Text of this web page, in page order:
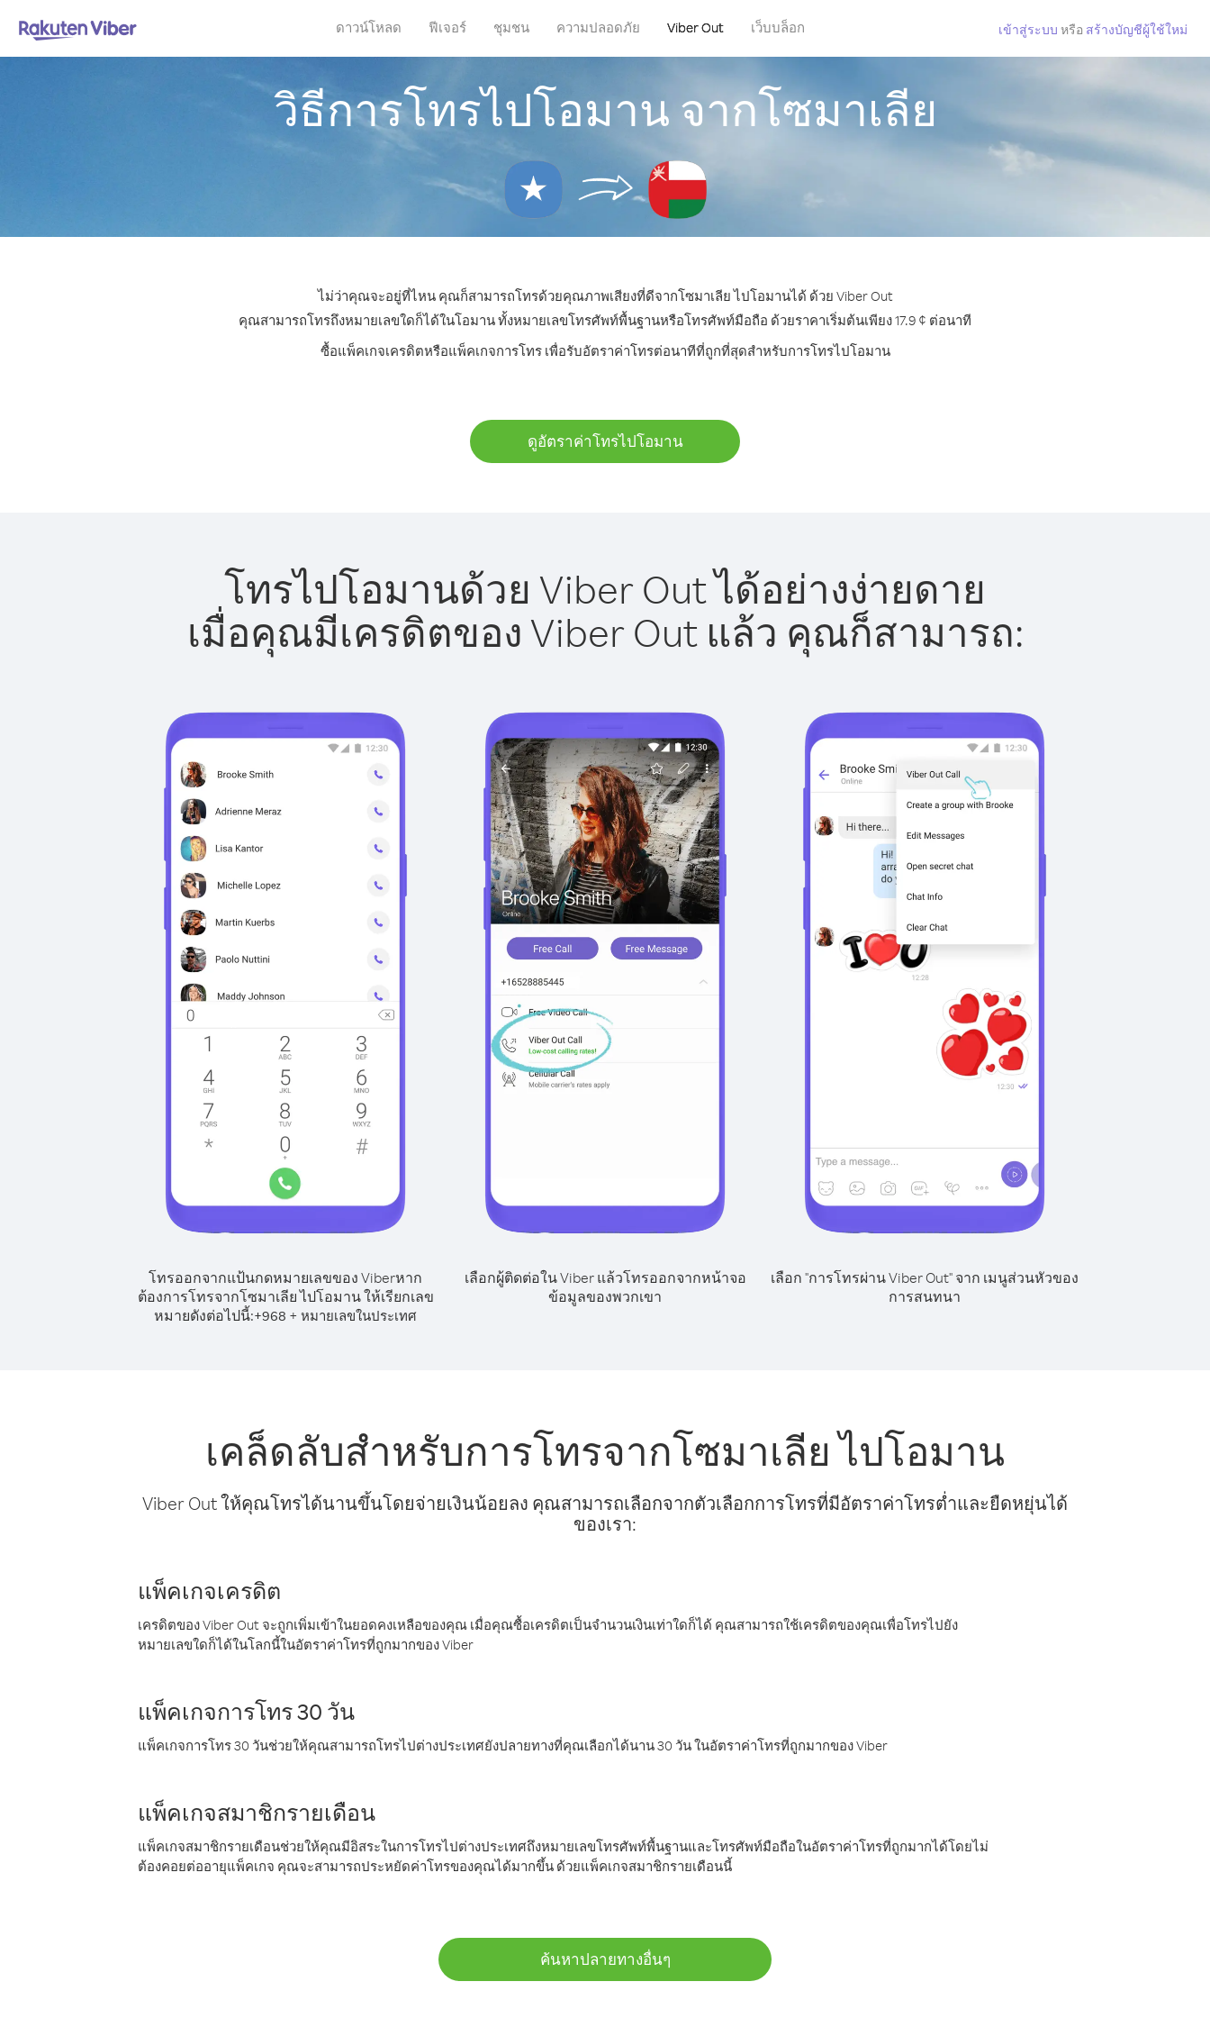
ดาวน์โหลด ฟีเจอร์ ชุมชน ความปลอดภัย Viber Out เว็บบล็อก เข้าสู่ระบบ หรือ สร้างบัญชีผู้ใช้ใหม่
วิธีการโทรไปโอมาน จากโซมาเลีย
ไม่ว่าคุณจะอยู่ที่ไหน คุณก็สามารถโทรด้วยคุณภาพเสียงที่ดีจากโซมาเลีย ไปโอมานได้ ด้วย Viber Out
คุณสามารถโทรถึงหมายเลขใดก็ได้ในโอมาน ทั้งหมายเลขโทรศัพท์พื้นฐานหรือโทรศัพท์มือถือ ด้วยราคาเริ่มต้นเพียง 17.9 ¢ ต่อนาที
ซื้อแพ็คเกจเครดิตหรือแพ็คเกจการโทร เพื่อรับอัตราค่าโทรต่อนาทีที่ถูกที่สุดสำหรับการโทรไปโอมาน
ดูอัตราค่าโทรไปโอมาน
โทรไปโอมานด้วย Viber Out ได้อย่างง่ายดาย
เมื่อคุณมีเครดิตของ Viber Out แล้ว คุณก็สามารถ:
โทรออกจากแป้นกดหมายเลขของ Viberหาก
ต้องการโทรจากโซมาเลีย ไปโอมาน ให้เรียกเลข
หมายดังต่อไปนี้:+968 + หมายเลขในประเทศ
เลือกผู้ติดต่อใน Viber แล้วโทรออกจากหน้าจอ
ข้อมูลของพวกเขา
เลือก "การโทรผ่าน Viber Out" จาก เมนูส่วนหัวของ
การสนทนา
เคล็ดลับสำหรับการโทรจากโซมาเลีย ไปโอมาน
Viber Out ให้คุณโทรได้นานขึ้นโดยจ่ายเงินน้อยลง คุณสามารถเลือกจากตัวเลือกการโทรที่มีอัตราค่าโทรต่ำและยืดหยุ่นได้
ของเรา:
แพ็คเกจเครดิต
เครดิตของ Viber Out จะถูกเพิ่มเข้าในยอดคงเหลือของคุณ เมื่อคุณซื้อเครดิตเป็นจำนวนเงินเท่าใดก็ได้ คุณสามารถใช้เครดิตของคุณเพื่อโทรไปยัง
หมายเลขใดก็ได้ในโลกนี้ในอัตราค่าโทรที่ถูกมากของ Viber
แพ็คเกจการโทร 30 วัน
แพ็คเกจการโทร 30 วันช่วยให้คุณสามารถโทรไปต่างประเทศยังปลายทางที่คุณเลือกได้นาน 30 วัน ในอัตราค่าโทรที่ถูกมากของ Viber
แพ็คเกจสมาชิกรายเดือน
แพ็คเกจสมาชิกรายเดือนช่วยให้คุณมีอิสระในการโทรไปต่างประเทศถึงหมายเลขโทรศัพท์พื้นฐานและโทรศัพท์มือถือในอัตราค่าโทรที่ถูกมากได้โดยไม่
ต้องคอยต่ออายุแพ็คเกจ คุณจะสามารถประหยัดค่าโทรของคุณได้มากขึ้น ด้วยแพ็คเกจสมาชิกรายเดือนนี้
ค้นหาปลายทางอื่นๆ